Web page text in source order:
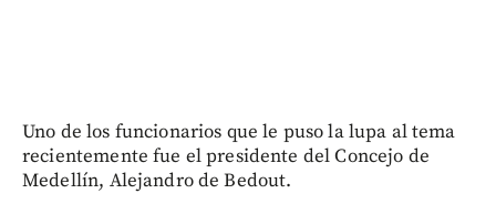
Uno de los funcionarios que le puso la lupa al tema
recientemente fue el presidente del Concejo de
Medellín, Alejandro de Bedout.